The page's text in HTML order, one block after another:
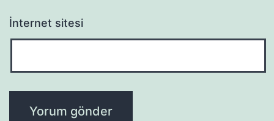
İnternet sitesi